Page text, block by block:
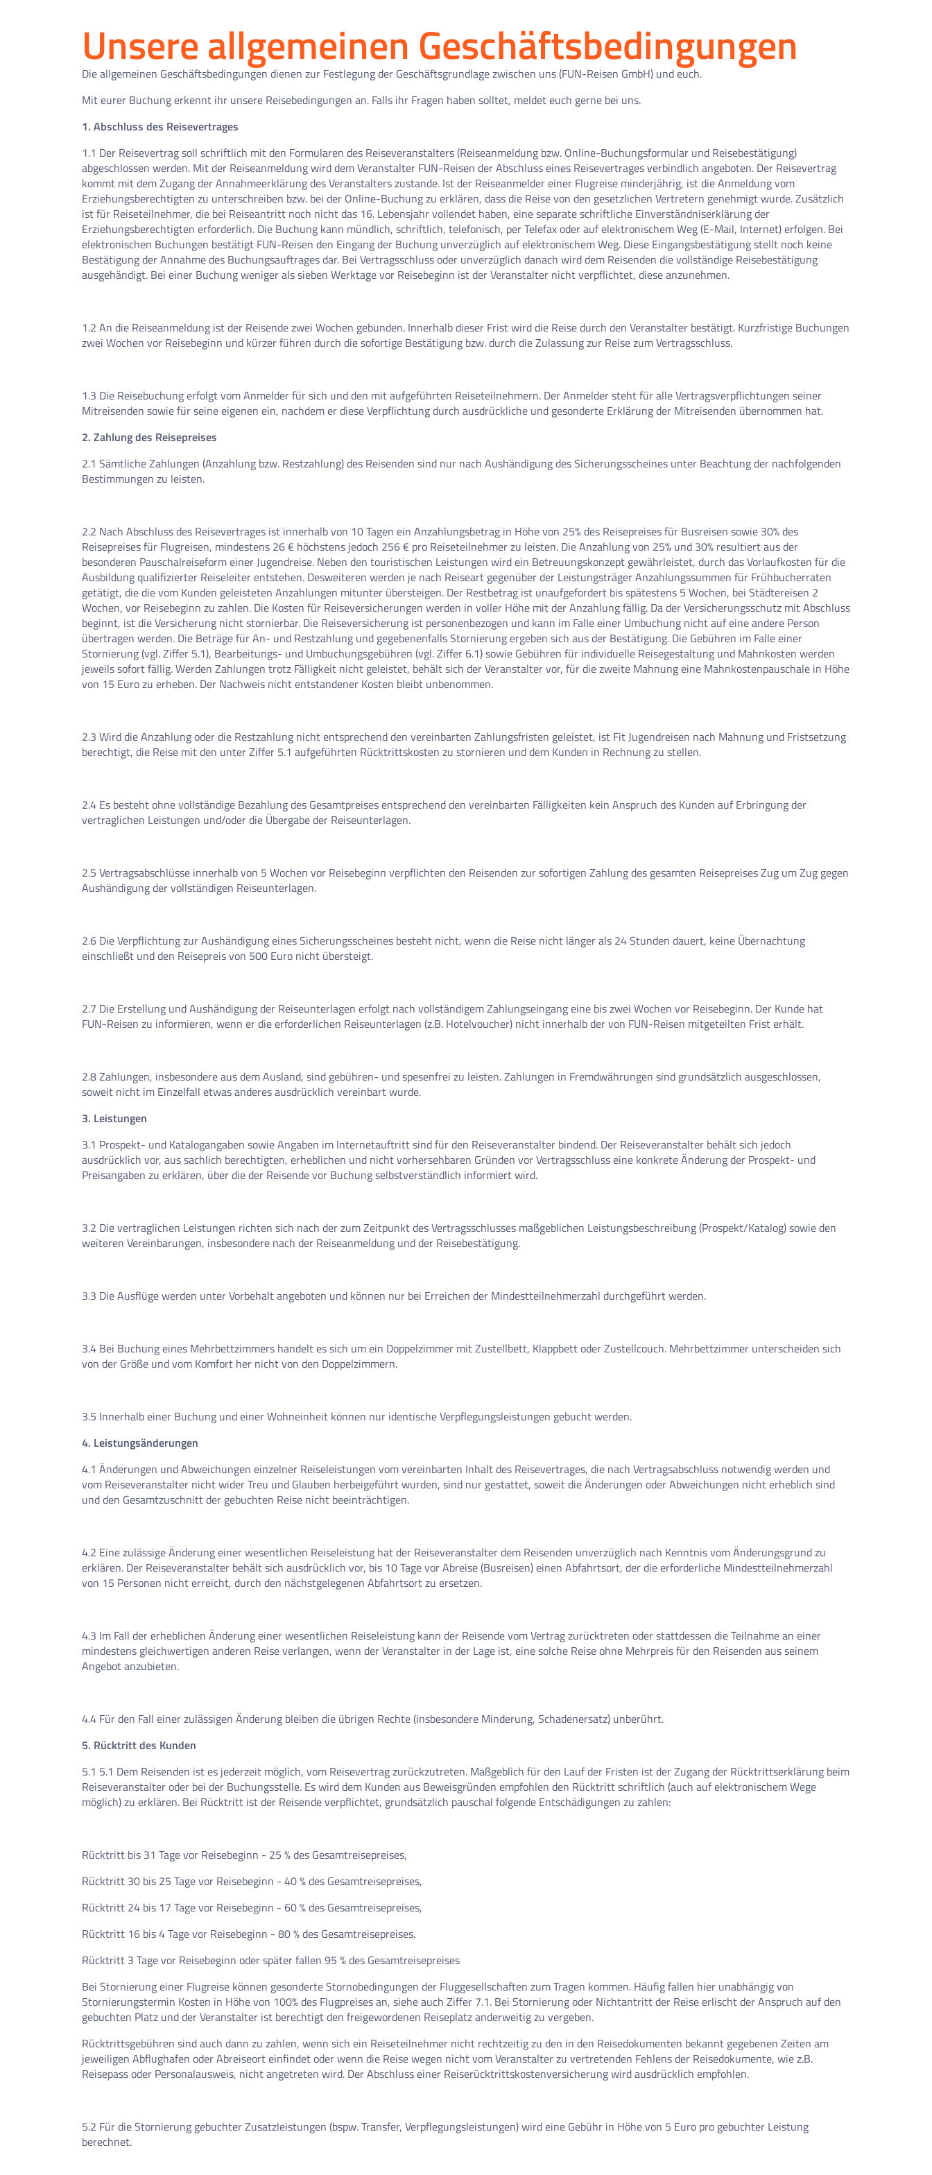
0Reise/n auf deiner Merkliste
Unsere allgemeinen Geschäftsbedingungen
Die allgemeinen Geschäftsbedingungen dienen zur Festlegung der Geschäftsgrundlage zwischen uns (FUN-Reisen GmbH) und euch.
Mit eurer Buchung erkennt ihr unsere Reisebedingungen an. Falls ihr Fragen haben solltet, meldet euch gerne bei uns.
1. Abschluss des Reisevertrages
1.1 Der Reisevertrag soll schriftlich mit den Formularen des Reiseveranstalters (Reiseanmeldung bzw. Online-Buchungsformular und Reisebestätigung)
abgeschlossen werden. Mit der Reiseanmeldung wird dem Veranstalter FUN-Reisen der Abschluss eines Reisevertrages verbindlich angeboten. Der Reisevertrag
kommt mit dem Zugang der Annahmeerklärung des Veranstalters zustande. Ist der Reiseanmelder einer Flugreise minderjährig, ist die Anmeldung vom
Erziehungsberechtigten zu unterschreiben bzw. bei der Online-Buchung zu erklären, dass die Reise von den gesetzlichen Vertretern genehmigt wurde. Zusätzlich
ist für Reiseteilnehmer, die bei Reiseantritt noch nicht das 16. Lebensjahr vollendet haben, eine separate schriftliche Einverständniserklärung der
Erziehungsberechtigten erforderlich. Die Buchung kann mündlich, schriftlich, telefonisch, per Telefax oder auf elektronischem Weg (E-Mail, Internet) erfolgen. Bei
elektronischen Buchungen bestätigt FUN-Reisen den Eingang der Buchung unverzüglich auf elektronischem Weg. Diese Eingangsbestätigung stellt noch keine
Bestätigung der Annahme des Buchungsauftrages dar. Bei Vertragsschluss oder unverzüglich danach wird dem Reisenden die vollständige Reisebestätigung
ausgehändigt. Bei einer Buchung weniger als sieben Werktage vor Reisebeginn ist der Veranstalter nicht verpflichtet, diese anzunehmen.
1.2 An die Reiseanmeldung ist der Reisende zwei Wochen gebunden. Innerhalb dieser Frist wird die Reise durch den Veranstalter bestätigt. Kurzfristige Buchungen
zwei Wochen vor Reisebeginn und kürzer führen durch die sofortige Bestätigung bzw. durch die Zulassung zur Reise zum Vertragsschluss.
1.3 Die Reisebuchung erfolgt vom Anmelder für sich und den mit aufgeführten Reiseteilnehmern. Der Anmelder steht für alle Vertragsverpflichtungen seiner
Mitreisenden sowie für seine eigenen ein, nachdem er diese Verpflichtung durch ausdrückliche und gesonderte Erklärung der Mitreisenden übernommen hat.
2. Zahlung des Reisepreises
2.1 Sämtliche Zahlungen (Anzahlung bzw. Restzahlung) des Reisenden sind nur nach Aushändigung des Sicherungsscheines unter Beachtung der nachfolgenden
Bestimmungen zu leisten.
2.2 Nach Abschluss des Reisevertrages ist innerhalb von 10 Tagen ein Anzahlungsbetrag in Höhe von 25% des Reisepreises für Busreisen sowie 30% des
Reisepreises für Flugreisen, mindestens 26 € höchstens jedoch 256 € pro Reiseteilnehmer zu leisten. Die Anzahlung von 25% und 30% resultiert aus der
besonderen Pauschalreiseform einer Jugendreise. Neben den touristischen Leistungen wird ein Betreuungskonzept gewährleistet, durch das Vorlaufkosten für die
Ausbildung qualifizierter Reiseleiter entstehen. Desweiteren werden je nach Reiseart gegenüber der Leistungsträger Anzahlungssummen für Frühbucherraten
getätigt, die die vom Kunden geleisteten Anzahlungen mitunter übersteigen. Der Restbetrag ist unaufgefordert bis spätestens 5 Wochen, bei Städtereisen 2
Wochen, vor Reisebeginn zu zahlen. Die Kosten für Reiseversicherungen werden in voller Höhe mit der Anzahlung fällig. Da der Versicherungsschutz mit Abschluss
beginnt, ist die Versicherung nicht stornierbar. Die Reiseversicherung ist personenbezogen und kann im Falle einer Umbuchung nicht auf eine andere Person
übertragen werden. Die Beträge für An- und Restzahlung und gegebenenfalls Stornierung ergeben sich aus der Bestätigung. Die Gebühren im Falle einer
Stornierung (vgl. Ziffer 5.1), Bearbeitungs- und Umbuchungsgebühren (vgl. Ziffer 6.1) sowie Gebühren für individuelle Reisegestaltung und Mahnkosten werden
jeweils sofort fällig. Werden Zahlungen trotz Fälligkeit nicht geleistet, behält sich der Veranstalter vor, für die zweite Mahnung eine Mahnkostenpauschale in Höhe
von 15 Euro zu erheben. Der Nachweis nicht entstandener Kosten bleibt unbenommen.
2.3 Wird die Anzahlung oder die Restzahlung nicht entsprechend den vereinbarten Zahlungsfristen geleistet, ist Fit Jugendreisen nach Mahnung und Fristsetzung
berechtigt, die Reise mit den unter Ziffer 5.1 aufgeführten Rücktrittskosten zu stornieren und dem Kunden in Rechnung zu stellen.
2.4 Es besteht ohne vollständige Bezahlung des Gesamtpreises entsprechend den vereinbarten Fälligkeiten kein Anspruch des Kunden auf Erbringung der
vertraglichen Leistungen und/oder die Übergabe der Reiseunterlagen.
2.5 Vertragsabschlüsse innerhalb von 5 Wochen vor Reisebeginn verpflichten den Reisenden zur sofortigen Zahlung des gesamten Reisepreises Zug um Zug gegen
Aushändigung der vollständigen Reiseunterlagen.
2.6 Die Verpflichtung zur Aushändigung eines Sicherungsscheines besteht nicht, wenn die Reise nicht länger als 24 Stunden dauert, keine Übernachtung
einschließt und den Reisepreis von 500 Euro nicht übersteigt.
2.7 Die Erstellung und Aushändigung der Reiseunterlagen erfolgt nach vollständigem Zahlungseingang eine bis zwei Wochen vor Reisebeginn. Der Kunde hat
FUN-Reisen zu informieren, wenn er die erforderlichen Reiseunterlagen (z.B. Hotelvoucher) nicht innerhalb der von FUN-Reisen mitgeteilten Frist erhält.
2.8 Zahlungen, insbesondere aus dem Ausland, sind gebühren- und spesenfrei zu leisten. Zahlungen in Fremdwährungen sind grundsätzlich ausgeschlossen,
soweit nicht im Einzelfall etwas anderes ausdrücklich vereinbart wurde.
3. Leistungen
3.1 Prospekt- und Katalogangaben sowie Angaben im Internetauftritt sind für den Reiseveranstalter bindend. Der Reiseveranstalter behält sich jedoch
ausdrücklich vor, aus sachlich berechtigten, erheblichen und nicht vorhersehbaren Gründen vor Vertragsschluss eine konkrete Änderung der Prospekt- und
Preisangaben zu erklären, über die der Reisende vor Buchung selbstverständlich informiert wird.
3.2 Die vertraglichen Leistungen richten sich nach der zum Zeitpunkt des Vertragsschlusses maßgeblichen Leistungsbeschreibung (Prospekt/Katalog) sowie den
weiteren Vereinbarungen, insbesondere nach der Reiseanmeldung und der Reisebestätigung.
3.3 Die Ausflüge werden unter Vorbehalt angeboten und können nur bei Erreichen der Mindestteilnehmerzahl durchgeführt werden.
3.4 Bei Buchung eines Mehrbettzimmers handelt es sich um ein Doppelzimmer mit Zustellbett, Klappbett oder Zustellcouch. Mehrbettzimmer unterscheiden sich
von der Größe und vom Komfort her nicht von den Doppelzimmern.
3.5 Innerhalb einer Buchung und einer Wohneinheit können nur identische Verpflegungsleistungen gebucht werden.
4. Leistungsänderungen
4.1 Änderungen und Abweichungen einzelner Reiseleistungen vom vereinbarten Inhalt des Reisevertrages, die nach Vertragsabschluss notwendig werden und
vom Reiseveranstalter nicht wider Treu und Glauben herbeigeführt wurden, sind nur gestattet, soweit die Änderungen oder Abweichungen nicht erheblich sind
und den Gesamtzuschnitt der gebuchten Reise nicht beeinträchtigen.
4.2 Eine zulässige Änderung einer wesentlichen Reiseleistung hat der Reiseveranstalter dem Reisenden unverzüglich nach Kenntnis vom Änderungsgrund zu
erklären. Der Reiseveranstalter behält sich ausdrücklich vor, bis 10 Tage vor Abreise (Busreisen) einen Abfahrtsort, der die erforderliche Mindestteilnehmerzahl
von 15 Personen nicht erreicht, durch den nächstgelegenen Abfahrtsort zu ersetzen.
4.3 Im Fall der erheblichen Änderung einer wesentlichen Reiseleistung kann der Reisende vom Vertrag zurücktreten oder stattdessen die Teilnahme an einer
mindestens gleichwertigen anderen Reise verlangen, wenn der Veranstalter in der Lage ist, eine solche Reise ohne Mehrpreis für den Reisenden aus seinem
Angebot anzubieten.
4.4 Für den Fall einer zulässigen Änderung bleiben die übrigen Rechte (insbesondere Minderung, Schadenersatz) unberührt.
5. Rücktritt des Kunden
5.1 5.1 Dem Reisenden ist es jederzeit möglich, vom Reisevertrag zurückzutreten. Maßgeblich für den Lauf der Fristen ist der Zugang der Rücktrittserklärung beim
Reiseveranstalter oder bei der Buchungsstelle. Es wird dem Kunden aus Beweisgründen empfohlen den Rücktritt schriftlich (auch auf elektronischem Wege
möglich) zu erklären. Bei Rücktritt ist der Reisende verpflichtet, grundsätzlich pauschal folgende Entschädigungen zu zahlen:
Rücktritt bis 31 Tage vor Reisebeginn - 25 % des Gesamtreisepreises,
Rücktritt 30 bis 25 Tage vor Reisebeginn - 40 % des Gesamtreisepreises,
Rücktritt 24 bis 17 Tage vor Reisebeginn - 60 % des Gesamtreisepreises,
Rücktritt 16 bis 4 Tage vor Reisebeginn - 80 % des Gesamtreisepreises.
Rücktritt 3 Tage vor Reisebeginn oder später fallen 95 % des Gesamtreisepreises
Bei Stornierung einer Flugreise können gesonderte Stornobedingungen der Fluggesellschaften zum Tragen kommen. Häufig fallen hier unabhängig von
Stornierungstermin Kosten in Höhe von 100% des Flugpreises an, siehe auch Ziffer 7.1. Bei Stornierung oder Nichtantritt der Reise erlischt der Anspruch auf den
gebuchten Platz und der Veranstalter ist berechtigt den freigewordenen Reiseplatz anderweitig zu vergeben.
Rücktrittsgebühren sind auch dann zu zahlen, wenn sich ein Reiseteilnehmer nicht rechtzeitig zu den in den Reisedokumenten bekannt gegebenen Zeiten am
jeweiligen Abflughafen oder Abreiseort einfindet oder wenn die Reise wegen nicht vom Veranstalter zu vertretenden Fehlens der Reisedokumente, wie z.B.
Reisepass oder Personalausweis, nicht angetreten wird. Der Abschluss einer Reiserücktrittskostenversicherung wird ausdrücklich empfohlen.
5.2 Für die Stornierung gebuchter Zusatzleistungen (bspw. Transfer, Verpflegungsleistungen) wird eine Gebühr in Höhe von 5 Euro pro gebuchter Leistung
berechnet.